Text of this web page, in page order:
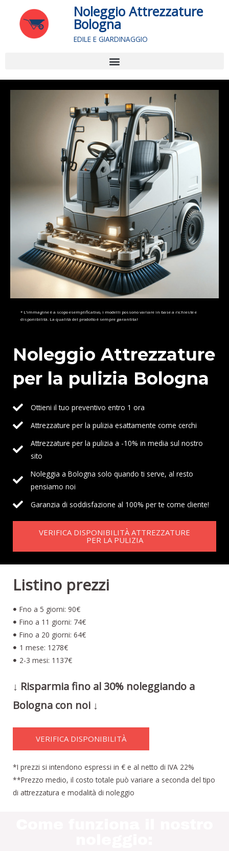
contenuto
Noleggio Attrezzature
Bologna
EDILE E GIARDINAGGIO
Noleggio Attrezzature
per la pulizia Bologna
Ottieni il tuo preventivo entro 1 ora
Attrezzature per la pulizia esattamente come cerchi
Attrezzature per la pulizia a -10% in media sul nostro
sito
Noleggia a Bologna solo quando ti serve, al resto
pensiamo noi
Garanzia di soddisfazione al 100% per te come cliente!
VERIFICA DISPONIBILITÀ ATTREZZATURE
PER LA PULIZIA
* L’immagine è a scopo esemplificativo, i modelli possono variare in base a richieste e
disponibilità. La qualità del prodotto è sempre garantita!
Listino prezzi
Fno a 5 giorni: 90€
Fino a 11 giorni: 74€
Fino a 20 giorni: 64€
1 mese: 1278€
2-3 mesi: 1137€
↓ Risparmia fino al 30% noleggiando a
Bologna con noi ↓
VERIFICA DISPONIBILITÀ
*I prezzi si intendono espressi in € e al netto di IVA 22%
**Prezzo medio, il costo totale può variare a seconda del tipo
di attrezzatura e modalità di noleggio